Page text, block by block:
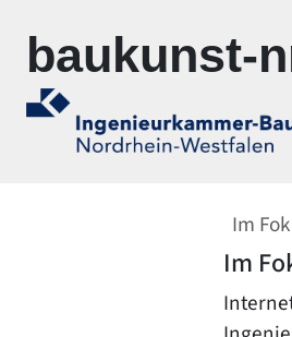
baukunst-
Im
Im